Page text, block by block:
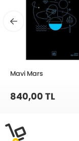
Mavi Mars
840,00 TL